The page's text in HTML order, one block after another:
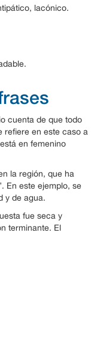
lacónico.
cuenta de que todo
refiere en este caso a
en femenino
la región, que ha
En este ejemplo, se
y de agua.
fue seca y
terminante. El